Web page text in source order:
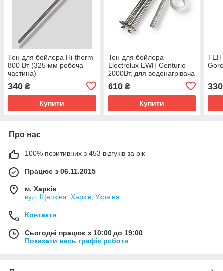
Тен для бойлера Hi-therm
800 Вт (325 мм робоча
частина)
340 ₴
Купити
Тен для бойлера
Electrolux EWH Centurio
2000Вт, для водонагрівача
610₴
Купити
ТЕН
330
Про нас
100% позитивних з 453 відгуків за рік
Працює з 06.11.2015
м. Харків
вул. Щепкіна, Харків, Україна
Контакти
Сьогодні працює з 10:00 до 19:00
Показати весь графік роботи